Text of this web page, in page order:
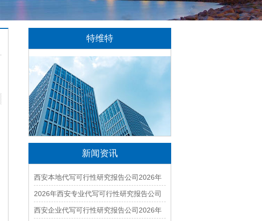
特维特
特维特科技（TecWit Technology）是一
家专注于数字化技术创新与应用的科技企业。
公司致力于为客户提供涵盖人工智能、软件开
发、网站建设、云计算、大数据及数字营销等
领域的综合解决方案...[详情]
新闻资讯
西安本地代写可行性研究报告公司2026年
哪家好？专业编制一站式服务
2026年西安专业代写可行性研究报告公司
有哪些？本地正规资质团队汇总
西安企业代写可行性研究报告公司2026年